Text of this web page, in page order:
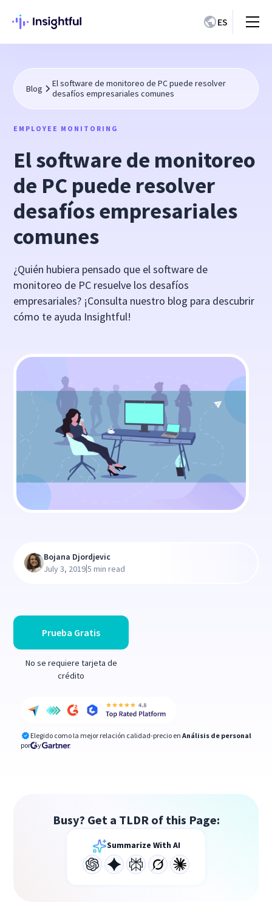
ES
Blog
El software de monitoreo de PC puede resolver
desafíos empresariales comunes
EMPLOYEE MONITORING
El software de monitoreo
de PC puede resolver
desafíos empresariales
comunes
¿Quién hubiera pensado que el software de
monitoreo de PC resuelve los desafíos
empresariales? ¡Consulta nuestro blog para descubrir
cómo te ayuda Insightful!
Prueba Gratis
No se requiere tarjeta de
crédito
Elegido como la mejor relación calidad-precio en Análisis de personal
por
y
Bojana Djordjevic
July 3, 2019|5 min read
Busy? Get a TLDR of this Page:
Summarize With AI